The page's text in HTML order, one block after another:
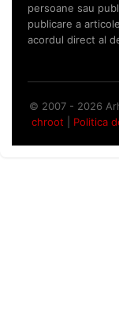
persoane sau
publicare a
acordul direct al
© 2007 - 2026
chroot
Politica